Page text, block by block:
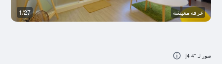
غرفة معيشة 1/27
صور لـ ''4 4إ